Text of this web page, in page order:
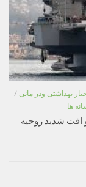
بهداشتی ودر مانی /
ها
و افت شدید روحیه